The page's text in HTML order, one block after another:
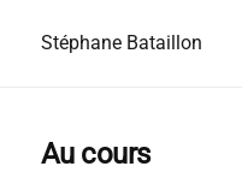
Stéphane Bataillon
Au cours